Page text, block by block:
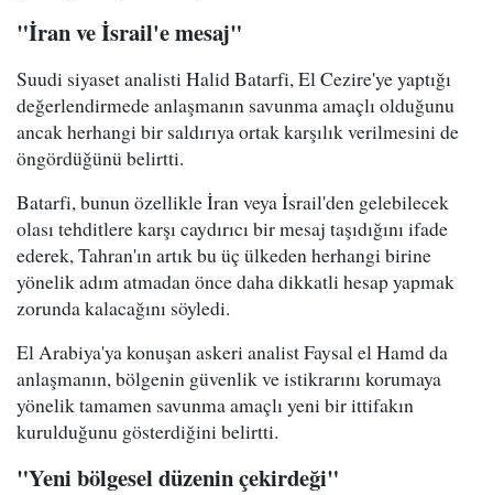
"İran ve İsrail'e mesaj"
Suudi siyaset analisti Halid Batarfi, El Cezire'ye yaptığı
değerlendirmede anlaşmanın savunma amaçlı olduğunu
ancak herhangi bir saldırıya ortak karşılık verilmesini de
öngördüğünü belirtti.
Batarfi, bunun özellikle İran veya İsrail'den gelebilecek
olası tehditlere karşı caydırıcı bir mesaj taşıdığını ifade
ederek, Tahran'ın artık bu üç ülkeden herhangi birine
yönelik adım atmadan önce daha dikkatli hesap yapmak
zorunda kalacağını söyledi.
El Arabiya'ya konuşan askeri analist Faysal el Hamd da
anlaşmanın, bölgenin güvenlik ve istikrarını korumaya
yönelik tamamen savunma amaçlı yeni bir ittifakın
kurulduğunu gösterdiğini belirtti.
"Yeni bölgesel düzenin çekirdeği"